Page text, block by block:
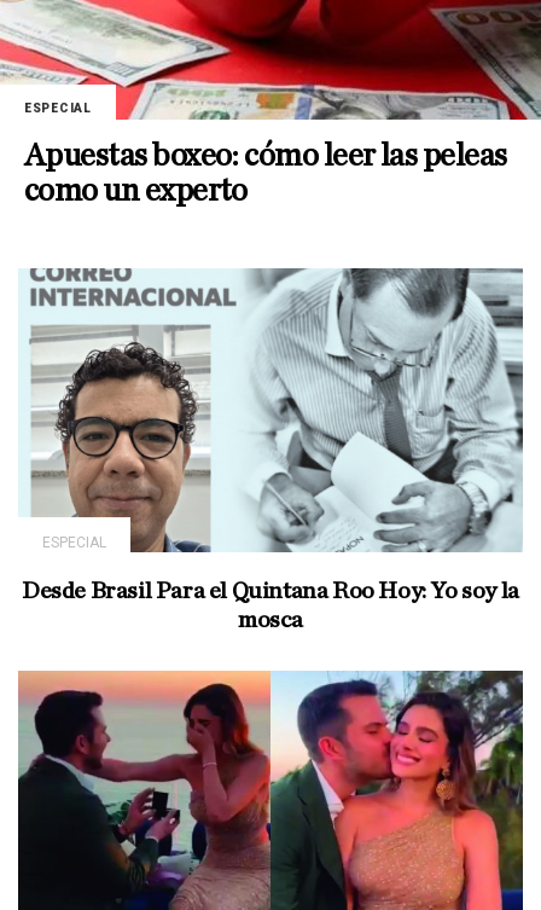
ESPECIAL
Apuestas boxeo: cómo leer las peleas
como un experto
ESPECIAL
Desde Brasil Para el Quintana Roo Hoy: Yo soy la
mosca